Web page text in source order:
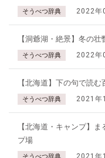
そうべつ辞典 2022年
【洞爺湖・絶景】冬の壮
そうべつ辞典 2022年
【北海道】下の句で読む
そうべつ辞典 2021年
【北海道・キャンプ】
プ場
2021年